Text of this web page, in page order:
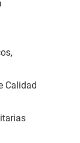
Calidad